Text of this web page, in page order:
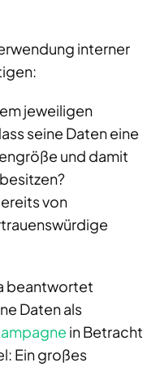
interner
jeweiligen
seine Daten eine
und damit
von
beantwortet
Daten als
in Betracht
Ein großes